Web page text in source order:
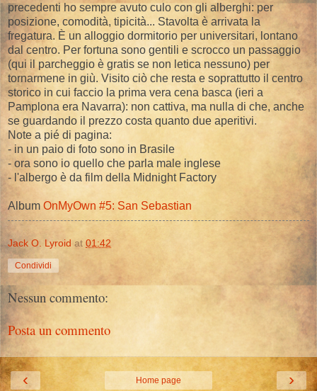
precedenti ho sempre avuto culo con gli alberghi: per
posizione, comodità, tipicità... Stavolta è arrivata la
fregatura. È un alloggio dormitorio per universitari, lontano
dal centro. Per fortuna sono gentili e scrocco un passaggio
(qui il parcheggio è gratis se non letica nessuno) per
tornarmene in giù. Visito ciò che resta e soprattutto il centro
storico in cui faccio la prima vera cena basca (ieri a
Pamplona era Navarra): non cattiva, ma nulla di che, anche
se guardando il prezzo costa quanto due aperitivi.
Note a pié di pagina:
- in un paio di foto sono in Brasile
- ora sono io quello che parla male inglese
- l'albergo è da film della Midnight Factory
Album OnMyOwn #5: San Sebastian
Jack O. Lyroid at 01:42
Condividi
Nessun commento:
Posta un commento
‹ ›
Home page